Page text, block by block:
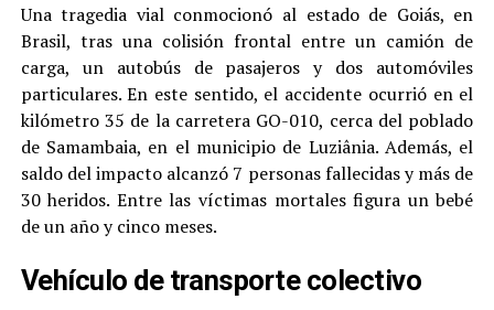
Una tragedia vial conmocionó al estado de Goiás, en
Brasil, tras una colisión frontal entre un camión de
carga, un autobús de pasajeros y dos automóviles
particulares. En este sentido, el accidente ocurrió en el
kilómetro 35 de la carretera GO-010, cerca del poblado
de Samambaia, en el municipio de Luziânia. Además, el
saldo del impacto alcanzó 7 personas fallecidas y más de
30 heridos. Entre las víctimas mortales figura un bebé
de un año y cinco meses.
Vehículo de transporte colectivo